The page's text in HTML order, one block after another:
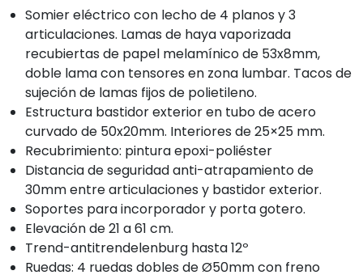
Somier eléctrico con lecho de 4 planos y 3
articulaciones. Lamas de haya vaporizada
recubiertas de papel melamínico de 53x8mm,
doble lama con tensores en zona lumbar. Tacos de
sujeción de lamas fijos de polietileno.
Estructura bastidor exterior en tubo de acero
curvado de 50x20mm. Interiores de 25×25 mm.
Recubrimiento: pintura epoxi-poliéster
Distancia de seguridad anti-atrapamiento de
30mm entre articulaciones y bastidor exterior.
Soportes para incorporador y porta gotero.
Elevación de 21 a 61 cm.
Trend-antitrendelenburg hasta 12º
Ruedas: 4 ruedas dobles de Ø50mm con freno